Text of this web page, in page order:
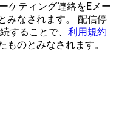
ケティング連絡をEメー
みなされます。 配信停
することで、 利用規約
ものとみなされます。